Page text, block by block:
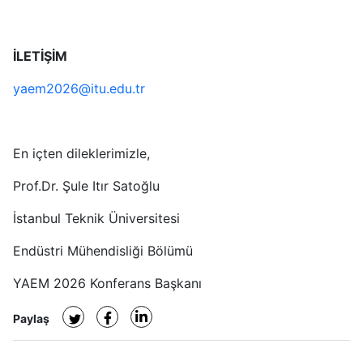
İLETİŞİM
yaem2026@itu.edu.tr
En içten dileklerimizle,
Prof.Dr. Şule Itır Satoğlu
İstanbul Teknik Üniversitesi
Endüstri Mühendisliği Bölümü
YAEM 2026 Konferans Başkanı
Paylaş